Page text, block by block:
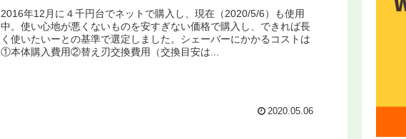
2016年12月に４千円台でネットで購入し、現在（2020/5/6）も使用
中。使い心地が悪くないものを安すぎない価格で購入し、できれば長
く使いたいーとの基準で選定しました。シェーバーにかかるコストは
①本体購入費用②替え刃交換費用（交換目安は...
2020.05.06